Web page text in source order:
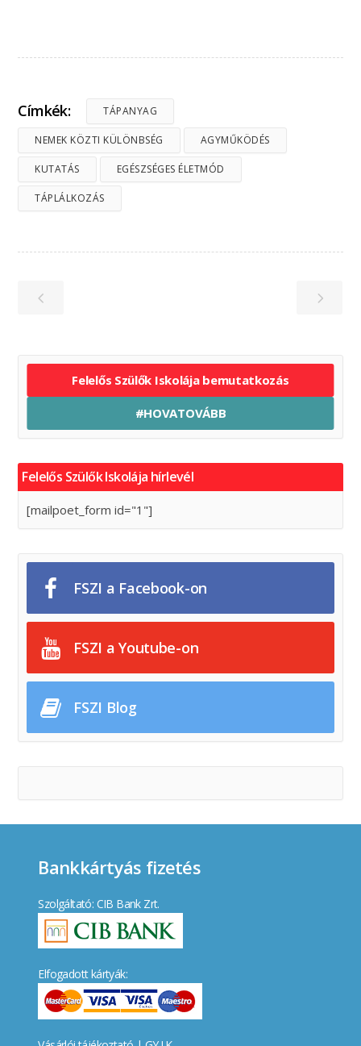
Címkék: TÁPANYAG
NEMEK KÖZTI KÜLÖNBSÉG AGYMŰKÖDÉS
KUTATÁS EGÉSZSÉGES ÉLETMÓD
TÁPLÁLKOZÁS
Felelős Szülők Iskolája bemutatkozás
#HOVATOVÁBB
Felelős Szülők Iskolája hírlevél
[mailpoet_form id="1"]
FSZI a Facebook-on
FSZI a Youtube-on
FSZI Blog
Bankkártyás fizetés
Szolgáltató: CIB Bank Zrt.
Elfogadott kártyák: